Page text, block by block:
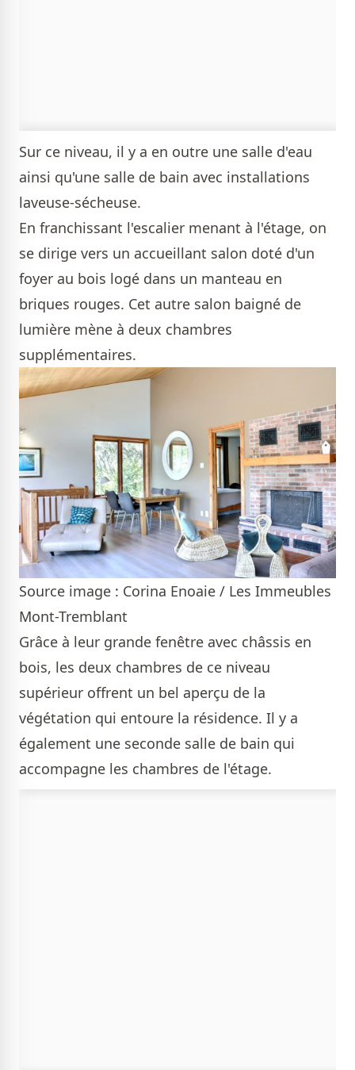
Sur ce niveau, il y a en outre une salle d'eau
ainsi qu'une salle de bain avec installations
laveuse-sécheuse.
En franchissant l'escalier menant à l'étage, on
se dirige vers un accueillant salon doté d'un
foyer au bois logé dans un manteau en
briques rouges. Cet autre salon baigné de
lumière mène à deux chambres
supplémentaires.
Source image : Corina Enoaie / Les Immeubles
Mont-Tremblant
Grâce à leur grande fenêtre avec châssis en
bois, les deux chambres de ce niveau
supérieur offrent un bel aperçu de la
végétation qui entoure la résidence. Il y a
également une seconde salle de bain qui
accompagne les chambres de l'étage.